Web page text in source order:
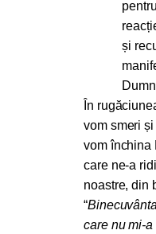
și
În
vom smeri
vom închina
care ne-a
noastre, din
“
care nu mi-